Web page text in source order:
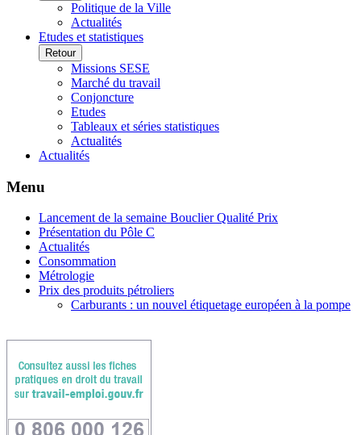
Politique de la Ville
Actualités
Etudes et statistiques
Retour
Missions SESE
Marché du travail
Conjoncture
Etudes
Tableaux et séries statistiques
Actualités
Actualités
Menu
Lancement de la semaine Bouclier Qualité Prix
Présentation du Pôle C
Actualités
Consommation
Métrologie
Prix des produits pétroliers
Carburants : un nouvel étiquetage européen à la pompe